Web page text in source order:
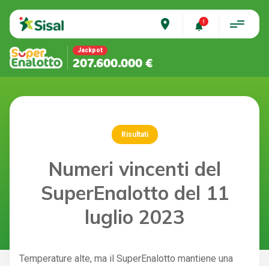
place
Jackpot
207.600.000 €
Risultati
Numeri vincenti del
SuperEnalotto del 11
luglio 2023
Temperature alte, ma il SuperEnalotto mantiene una